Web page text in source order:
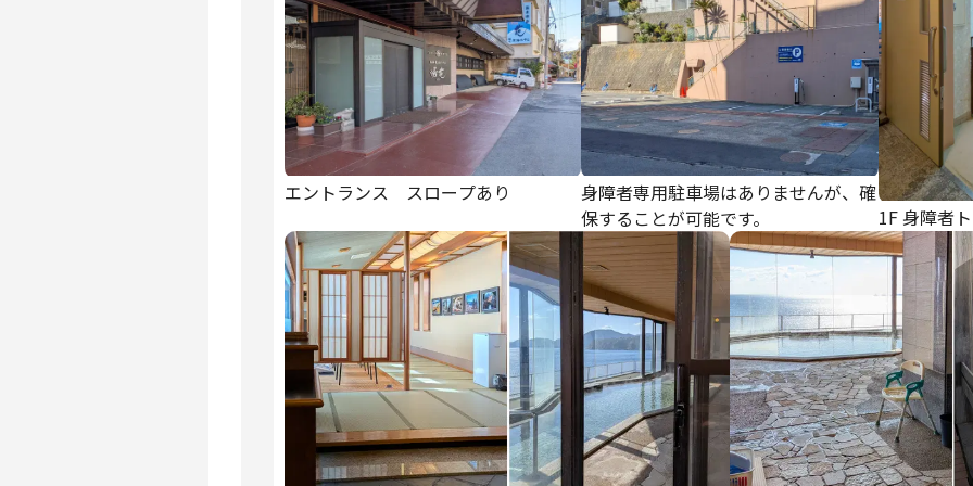
エントランス スロープあり
身障者専用駐車場はありませんが、確
保することが可能です。
1F 身障者